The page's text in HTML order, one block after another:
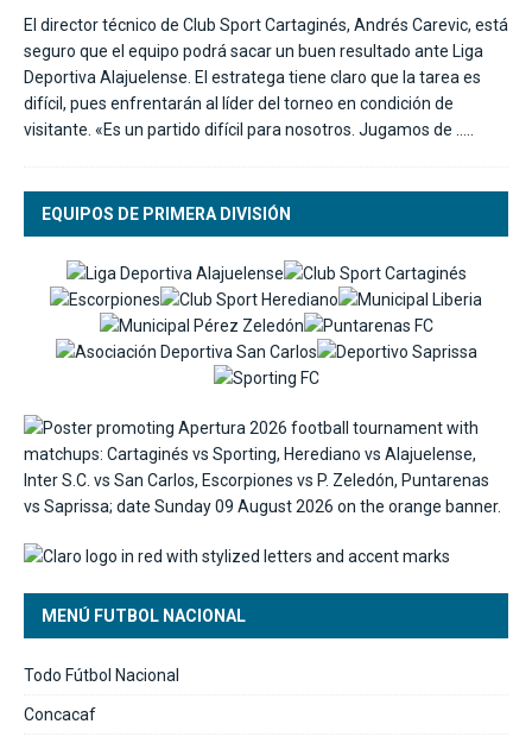
El director técnico de Club Sport Cartaginés, Andrés Carevic, está
seguro que el equipo podrá sacar un buen resultado ante Liga
Deportiva Alajuelense. El estratega tiene claro que la tarea es
difícil, pues enfrentarán al líder del torneo en condición de
visitante. «Es un partido difícil para nosotros. Jugamos de
EQUIPOS DE PRIMERA DIVISIÓN
MENÚ FUTBOL NACIONAL
Todo Fútbol Nacional
Concacaf